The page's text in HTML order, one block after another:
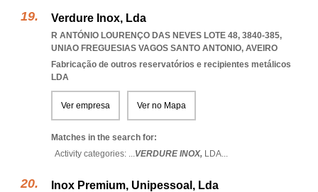
Verdure Inox, Lda
R ANTÓNIO LOURENÇO DAS NEVES LOTE 48, 3840-385,
UNIAO FREGUESIAS VAGOS SANTO ANTONIO, AVEIRO
Fabricação de outros reservatórios e recipientes metálicos
LDA
Ver empresa Ver no Mapa
Matches in the search for:
Activity categories: ...VERDURE INOX, LDA...
Inox Premium, Unipessoal, Lda